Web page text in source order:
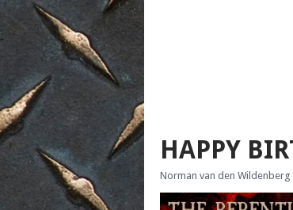
HAPPY
Norman van den Wildenberg